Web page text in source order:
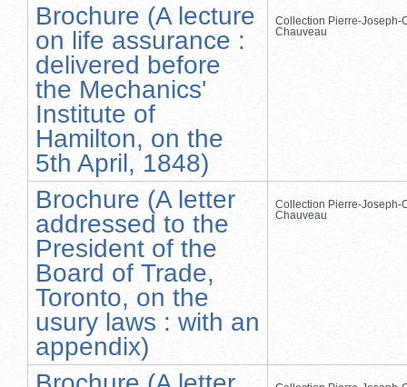
Brochure (A lecture
on life assurance :
delivered before
the Mechanics'
Institute of
Hamilton, on the
5th April, 1848)
Collection Pierre-Joseph-
Chauveau
Brochure (A letter
addressed to the
President of the
Board of Trade,
Toronto, on the
usury laws : with an
appendix)
Collection Pierre-Joseph-
Chauveau